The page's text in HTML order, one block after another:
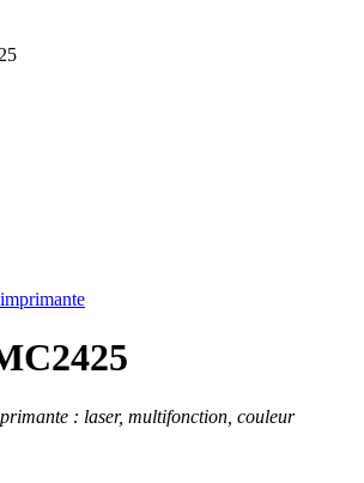
: laser, multifonction, couleur